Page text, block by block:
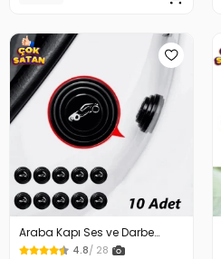
Araba Kapı Ses ve Darbe
Emici Pad 10 Adet
4.8/ 28